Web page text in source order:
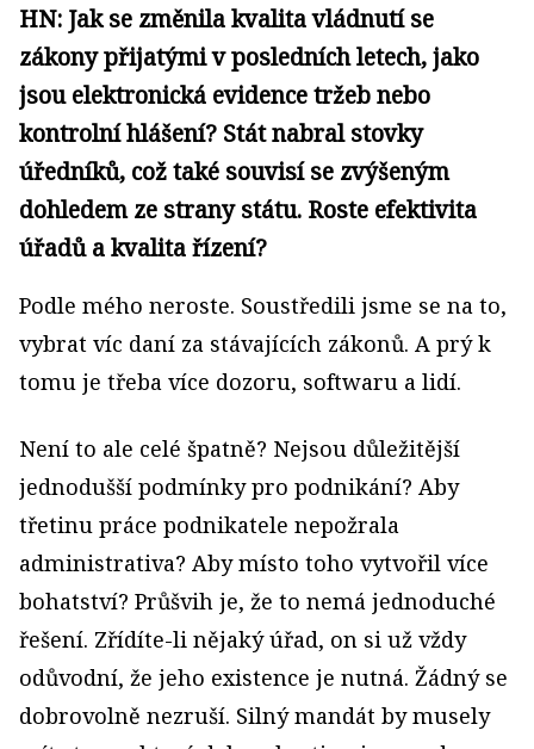
HN: Jak se změnila kvalita vládnutí se
zákony přijatými v posledních letech, jako
jsou elektronická evidence tržeb nebo
kontrolní hlášení? Stát nabral stovky
úředníků, což také souvisí se zvýšeným
dohledem ze strany státu. Roste efektivita
úřadů a kvalita řízení?
Podle mého neroste. Soustředili jsme se na to,
vybrat víc daní za stávajících zákonů. A prý k
tomu je třeba více dozoru, softwaru a lidí.
Není to ale celé špatně? Nejsou důležitější
jednodušší podmínky pro podnikání? Aby
třetinu práce podnikatele nepožrala
administrativa? Aby místo toho vytvořil více
bohatství? Průšvih je, že to nemá jednoduché
řešení. Zřídíte-li nějaký úřad, on si už vždy
odůvodní, že jeho existence je nutná. Žádný se
dobrovolně nezruší. Silný mandát by musely